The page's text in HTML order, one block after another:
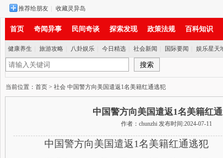
推荐给朋友 收藏灵异岛
首页 奇闻异事 民间奇谈 探索发现 政策法规 百科知识
实时新闻
健康养生 旅游攻略 八卦娱乐 今日精选 社会新闻 国际要闻 娱乐星天
当前位置： 首页 > 社会 中国警方向美国遣返1名美籍红通逃犯
中国警方向美国遣返1名美籍红
作者：chunzhi 发布时间:2024-07-11
中国警方向美国遣返1名美籍红通逃犯